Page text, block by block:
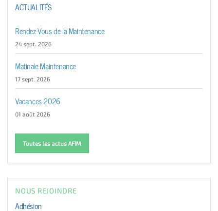
ACTUALITÉS
Rendez-Vous de la Maintenance
24 sept. 2026
Matinale Maintenance
17 sept. 2026
Vacances 2026
01 août 2026
Toutes les actus AFIM
NOUS REJOINDRE
Adhésion